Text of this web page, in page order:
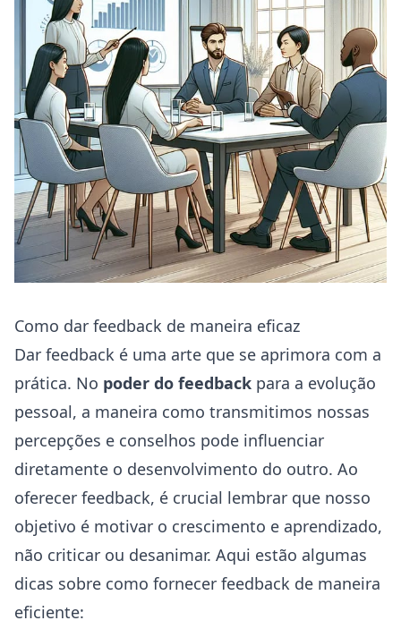
Como dar feedback de maneira eficaz
Dar feedback é uma arte que se aprimora com a
prática. No poder do feedback para a evolução
pessoal, a maneira como transmitimos nossas
percepções e conselhos pode influenciar
diretamente o desenvolvimento do outro. Ao
oferecer feedback, é crucial lembrar que nosso
objetivo é motivar o crescimento e aprendizado,
não criticar ou desanimar. Aqui estão algumas
dicas sobre como fornecer feedback de maneira
eficiente: